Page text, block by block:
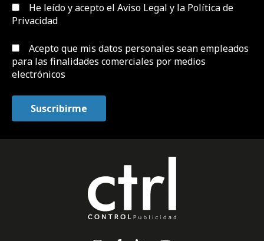
He leído y acepto el Aviso Legal y la Política de
Privacidad
Acepto que mis datos personales sean empleados
para las finalidades comerciales por medios
electrónicos